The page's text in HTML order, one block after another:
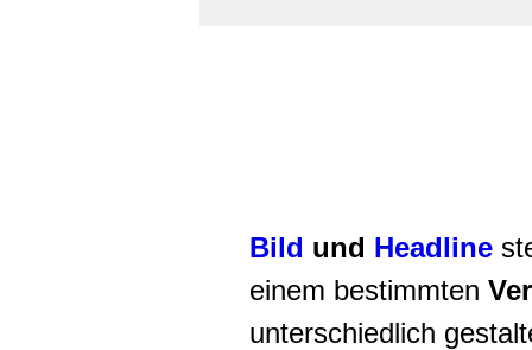
Bild und Headline
einem bestimmten
unterschiedlich